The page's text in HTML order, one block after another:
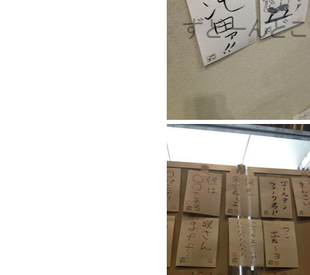
Danas je lep dan. / [咲-Saki-]もしインターハイのルールが鷲巣麻雀だ
ぴゅーく☆すてっぷ - 咲-Saki- / ブログ終了のお知らせ
(12:51)
What You Mean ? - 咲-Saki- / 第2回清澄エリア聖地巡礼ツアーレポート
左を向いて » 咲-saki- / 【シノハユ】第26話「一別以来」/咲日和・阿
primary colors / 久誕イエ～～～～～～イ！！！！！！
乱れ雪月花 - 咲-Saki- / ブログ終了のお知らせ：今までありがとうござ
アルカ茄子 / 戒能物怪録 キングとはいったい誰なのか？
SSSSS(-saki-しゃーぷしゅーとしょーとすとーりー) - 咲-saki- / 豊
せのたけくらべ - 咲-Saki- / 咲さんのやり方で就活をやってみよう
咏-Uta-ブログ編 - 咲-Saki- / 黄色い封筒が届いた(・∀・)
チャウチャウちゃうんちゃうん - 咲-Saki- / 吉野の千本桜を見に行き
気分次第。 - 咲-Saki- / シノハユ 第3巻 感想 (07:42)
あこしず日和！ - 咲-Saki- / 咲-Saki-阿知賀編Blu-rayBOX 購入 (01:00)
ニワカ王者 / 【アニメ記事】咲-Saki- 立先生のコメントを取り上げる
のよーなのよー - 咲-Saki- / 咲十夜 第四夜 (11:00)
Yaranakya » 咲-Saki- / 国際最萌リーグは園城寺怜ちゃんに一票を入れ
おもちがなくてもだいじょうぶ / 咲と照の確執【プリン】
(16:10)
咲-Saki-の舞台が特定されたら、行くしかないでしょ / ブログを引っ越
りりーがーる（仮） / 虎姫 カラオケ編っぽい小ネタ (10:29)